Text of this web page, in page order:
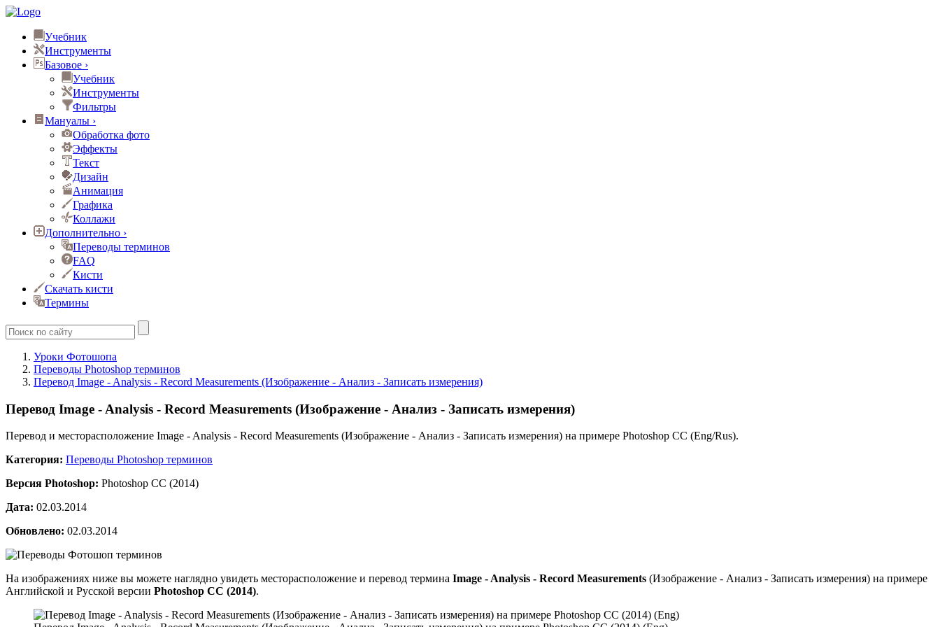
Учебник
Инструменты
Базовое ›
Учебник
Инструменты
Фильтры
Мануалы ›
Обработка фото
Эффекты
Текст
Дизайн
Анимация
Графика
Коллажи
Дополнительно ›
Переводы терминов
FAQ
Кисти
Скачать кисти
Термины
Уроки Фотошопа
Переводы Photoshop терминов
Перевод Image - Analysis - Record Measurements (Изображение - Анализ - Записать измерения)
Перевод Image - Analysis - Record Measurements (Изображение - Анализ - Записать измерения)
Перевод и месторасположение Image - Analysis - Record Measurements (Изображение - Анализ - Записать измерения) на примере Photoshop CC (Eng/Rus).
Категория: Переводы Photoshop терминов
Версия Photoshop: Photoshop CC (2014)
Дата: 02.03.2014
Обновлено: 02.03.2014
На изображениях ниже вы можете наглядно увидеть месторасположение и перевод термина Image - Analysis - Record Measurements (Изображение - Анализ - Записать измерения) на примере
Английской и Русской версии Photoshop CC (2014).